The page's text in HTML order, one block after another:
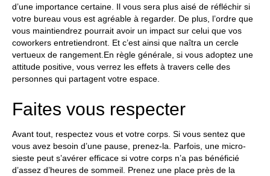
d’une importance certaine. Il vous sera plus aisé de réfléchir si
votre bureau vous est agréable à regarder. De plus, l’ordre que
vous maintiendrez pourrait avoir un impact sur celui que vos
coworkers entretiendront. Et c’est ainsi que naîtra un cercle
vertueux de rangement.En règle générale, si vous adoptez une
attitude positive, vous verrez les effets à travers celle des
personnes qui partagent votre espace.
Faites vous respecter
Avant tout, respectez vous et votre corps. Si vous sentez que
vous avez besoin d’une pause, prenez-la. Parfois, une micro-
sieste peut s’avérer efficace si votre corps n’a pas bénéficié
d’assez d’heures de sommeil. Prenez une place près de la